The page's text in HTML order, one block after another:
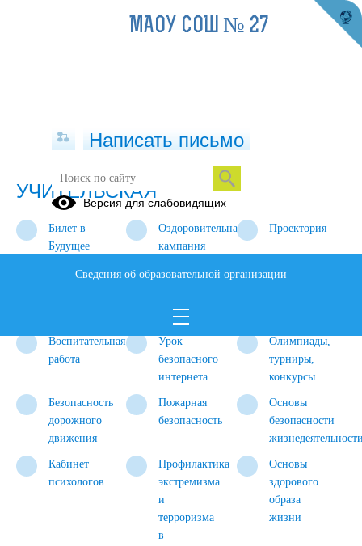
УЧИТЕЛЬСКАЯ
Билет в
Будущее
Оздоровительная
кампания
Проектория
#Вместеярче
Финансовая
Сотрудничество
Библиотека
Воспитательная
работа
Урок
безопасного
интернета
Олимпиады,
турниры,
конкурсы
Безопасность
дорожного
движения
Пожарная
безопасность
Основы
безопасности
Кабинет
психологов
Профилактика
экстремизма
и
терроризма
в
Основы
здорового
образа
жизни
МАОУ СОШ № 27
Написать письмо
Версия для слабовидящих
Сведения об образовательной организации